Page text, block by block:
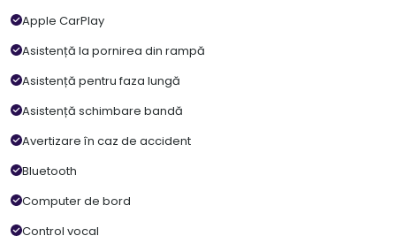
Apple CarPlay
Asistență la pornirea din rampă
Asistență pentru faza lungă
Asistență schimbare bandă
Avertizare în caz de accident
Bluetooth
Computer de bord
Control vocal